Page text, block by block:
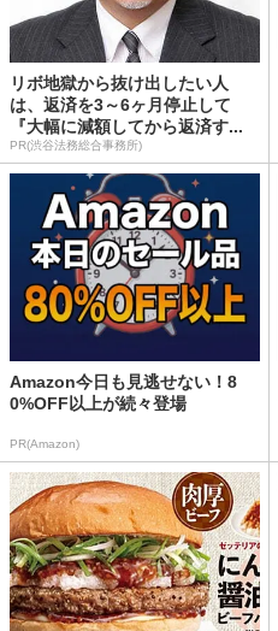
リボ地獄から抜け出したい人
は、返済を3～6ヶ月停止して
『大幅に減額してから返済す...
PR(渋谷法務総合事務所)
Amazon今日も見逃せない！8
0%OFF以上が続々登場
PR(Amazon)